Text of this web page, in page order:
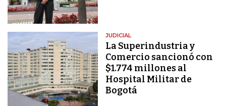
JUDICIAL
La Superindustria y
Comercio sancionó con
$1.774 millones al
Hospital Militar de
Bogotá